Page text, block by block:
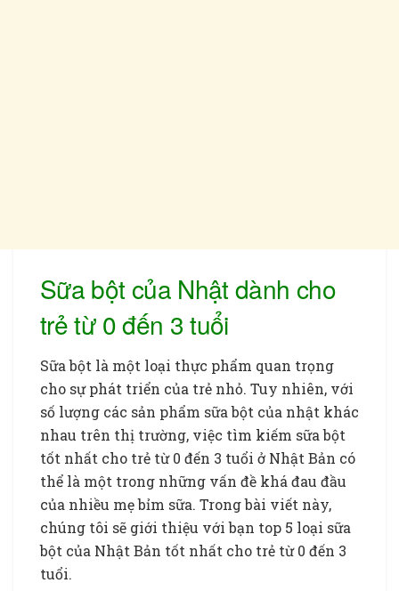
Sữa bột của Nhật dành cho
trẻ từ 0 đến 3 tuổi
Sữa bột là một loại thực phẩm quan trọng
cho sự phát triển của trẻ nhỏ. Tuy nhiên, với
số lượng các sản phẩm sữa bột của nhật khác
nhau trên thị trường, việc tìm kiếm sữa bột
tốt nhất cho trẻ từ 0 đến 3 tuổi ở Nhật Bản có
thể là một trong những vấn đề khá đau đầu
của nhiều mẹ bỉm sữa. Trong bài viết này,
chúng tôi sẽ giới thiệu với bạn top 5 loại sữa
bột của Nhật Bản tốt nhất cho trẻ từ 0 đến 3
tuổi.